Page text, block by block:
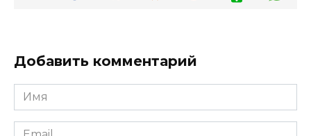
Добавить комментарий
Имя
Email